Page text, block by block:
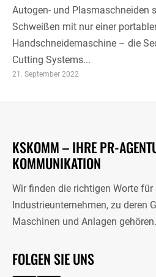
Autogen- und Plasmaschneiden
Schweißen mit nur einer
Handschneidemaschine – die
Cutting Systems...
21. September 2022
KSKOMM – IHRE PR-
KOMMUNIKATION
Wir finden die richtigen Worte für
Industrieunternehmen, zu deren
Maschinen und Anlagen gehören.
FOLGEN SIE UNS